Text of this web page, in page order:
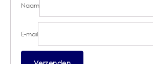
Naam
E-mail